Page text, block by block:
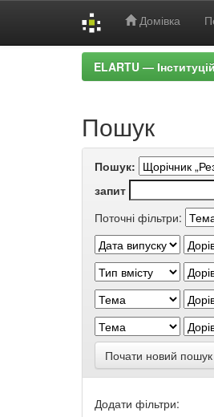
Домівка
ELARTU —
Пошук
Пошук:
запит
Поточні фільтри:
Почати новий пошук
Додати фільтри: